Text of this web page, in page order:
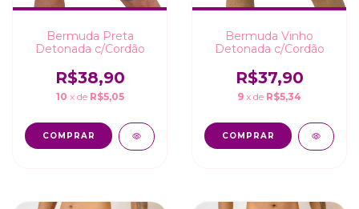
Bermuda Preta
Detonada c/Cordão
R$38,90
10 x de R$5,05
COMPRAR
Bermuda Vinho
Detonada c/Cordão
R$37,90
9 x de R$5,34
COMPRAR